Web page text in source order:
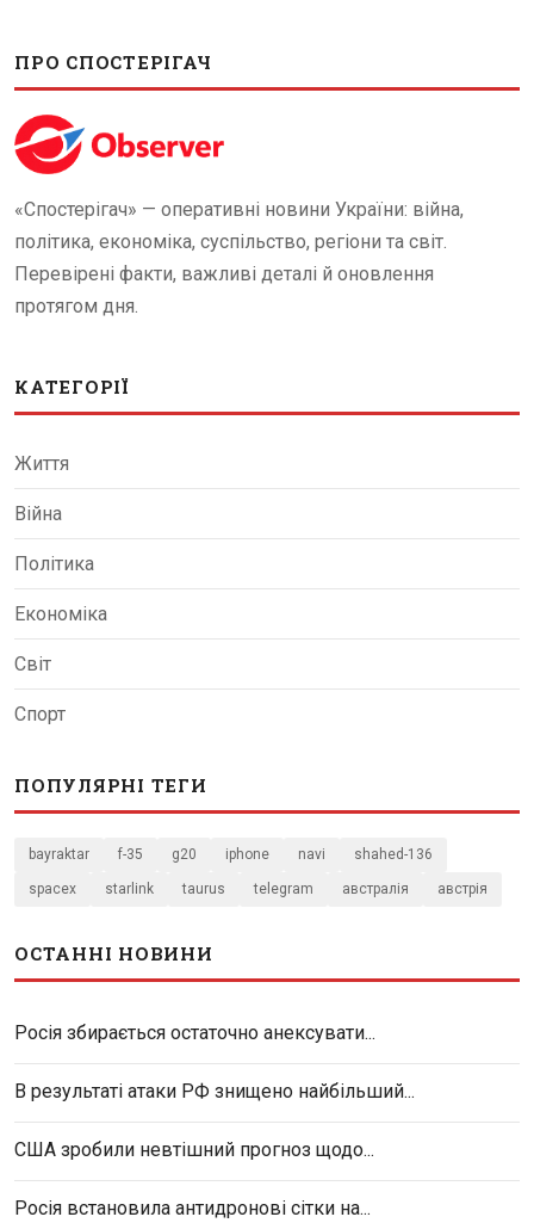
ПРО СПОСТЕРІГАЧ
«Спостерігач» — оперативні новини України: війна,
політика, економіка, суспільство, регіони та світ.
Перевірені факти, важливі деталі й оновлення
протягом дня.
КАТЕГОРІЇ
Життя
Війна
Політика
Економіка
Світ
Спорт
ПОПУЛЯРНІ ТЕГИ
bayraktar f-35 g20 iphone navi shahed-136
spacex starlink taurus telegram австралія австрія
ОСТАННІ НОВИНИ
Росія збирається остаточно анексувати...
В результаті атаки РФ знищено найбільший...
США зробили невтішний прогноз щодо...
Росія встановила антидронові сітки на...